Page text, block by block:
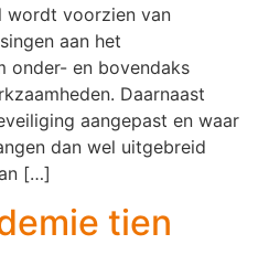
wordt voorzien van
aan het
onder- en bovendaks
Daarnaast
aangepast en waar
dan wel uitgebreid
[…]
tien